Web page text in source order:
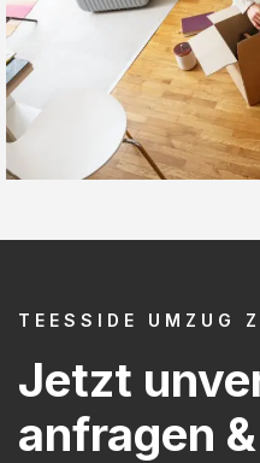
TEESSIDE UMZUG
Jetzt
anfragen